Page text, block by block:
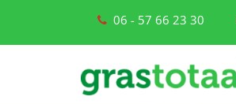
06 - 57 66 23 30